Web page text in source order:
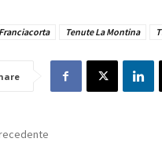
Franciacorta Tenute La Montina